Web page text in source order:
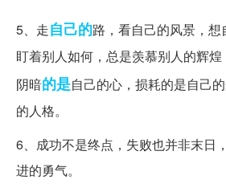
5、走自己的路，看自己的风景，
盯着别人如何，总是羡慕别人的辉煌
阴暗的是自己的心，损耗的是自己
的人格。
6、成功不是终点，失败也并非末日
进的勇气。